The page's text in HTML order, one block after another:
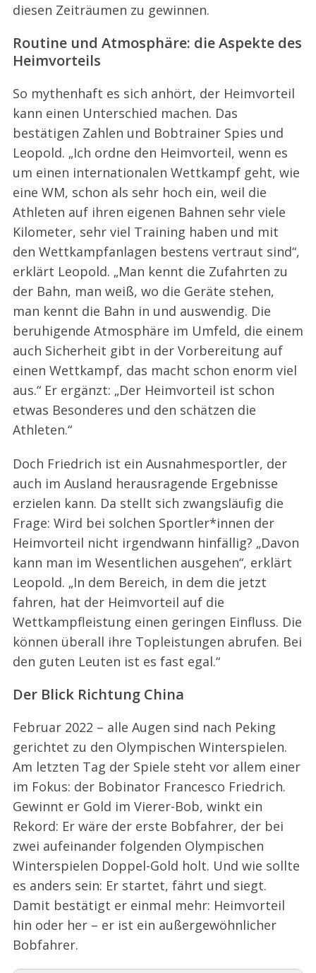
diesen Zeiträumen zu gewinnen.
Routine und Atmosphäre: die Aspekte des
Heimvorteils
So mythenhaft es sich anhört, der Heimvorteil
kann einen Unterschied machen. Das
bestätigen Zahlen und Bobtrainer Spies und
Leopold. „Ich ordne den Heimvorteil, wenn es
um einen internationalen Wettkampf geht, wie
eine WM, schon als sehr hoch ein, weil die
Athleten auf ihren eigenen Bahnen sehr viele
Kilometer, sehr viel Training haben und mit
den Wettkampfanlagen bestens vertraut sind“,
erklärt Leopold. „Man kennt die Zufahrten zu
der Bahn, man weiß, wo die Geräte stehen,
man kennt die Bahn in und auswendig. Die
beruhigende Atmosphäre im Umfeld, die einem
auch Sicherheit gibt in der Vorbereitung auf
einen Wettkampf, das macht schon enorm viel
aus.“ Er ergänzt: „Der Heimvorteil ist schon
etwas Besonderes und den schätzen die
Athleten.“
Doch Friedrich ist ein Ausnahmesportler, der
auch im Ausland herausragende Ergebnisse
erzielen kann. Da stellt sich zwangsläufig die
Frage: Wird bei solchen Sportler*innen der
Heimvorteil nicht irgendwann hinfällig? „Davon
kann man im Wesentlichen ausgehen“, erklärt
Leopold. „In dem Bereich, in dem die jetzt
fahren, hat der Heimvorteil auf die
Wettkampfleistung einen geringen Einfluss. Die
können überall ihre Topleistungen abrufen. Bei
den guten Leuten ist es fast egal.“
Der Blick Richtung China
Februar 2022 – alle Augen sind nach Peking
gerichtet zu den Olympischen Winterspielen.
Am letzten Tag der Spiele steht vor allem einer
im Fokus: der Bobinator Francesco Friedrich.
Gewinnt er Gold im Vierer-Bob, winkt ein
Rekord: Er wäre der erste Bobfahrer, der bei
zwei aufeinander folgenden Olympischen
Winterspielen Doppel-Gold holt. Und wie sollte
es anders sein: Er startet, fährt und siegt.
Damit bestätigt er einmal mehr: Heimvorteil
hin oder her – er ist ein außergewöhnlicher
Bobfahrer.